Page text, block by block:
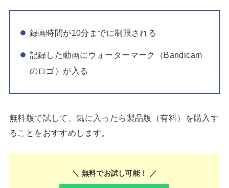
録画時間が10分までに制限される
記録した動画にウォーターマーク（Bandicam
のロゴ）が入る
無料版で試して、気に入ったら製品版（有料）を購入す
ることをおすすめします。
＼ 無料でお試し可能！ ／